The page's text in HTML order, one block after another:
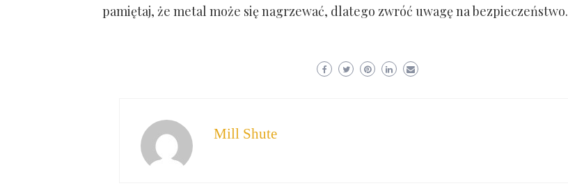
pamiętaj, że metal może się nagrzewać, dlatego zwróć uwagę na bezpieczeństwo.
Mill Shute